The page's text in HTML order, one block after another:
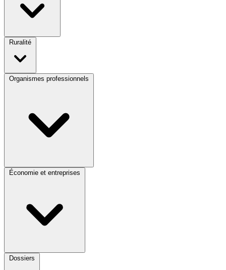
Ruralité
Organismes professionnels
Économie et entreprises
Dossiers